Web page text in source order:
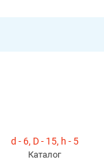
d - 6, D - 15, h - 5
Каталог